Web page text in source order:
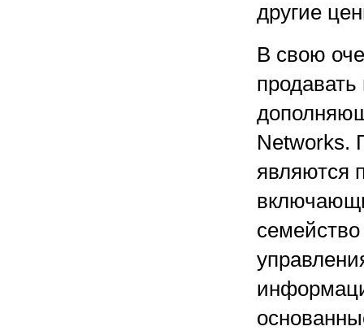
другие
В свою
Networks.
являются